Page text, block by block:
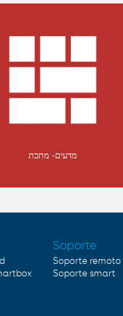
מדעים- מתכת
Soporte
Soporte remoto
Soporte smart